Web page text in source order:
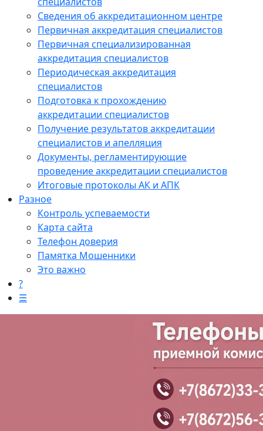
Сведения об аккредитационном центре
Первичная аккредитация специалистов
Первичная специализированная
аккредитация специалистов
Периодическая аккредитация
специалистов
Подготовка к прохождению
аккредитации специалистов
Получение результатов аккредитации
специалистов и апелляция
Документы, регламентирующие
проведение аккредитации специалистов
Итоговые протоколы АК и АПК
Разное
Контроль успеваемости
Карта сайта
Телефон доверия
Памятка Мошенники
Это важно
?
☰